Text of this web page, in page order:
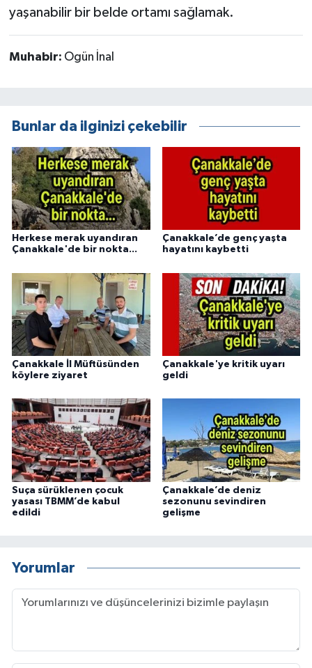
yaşanabilir bir belde ortamı sağlamak.
Muhabir: Ogün İnal
Bunlar da ilginizi çekebilir
Herkese merak uyandıran
Çanakkale'de bir nokta...
Çanakkale’de genç yaşta
hayatını kaybetti
Çanakkale İl Müftüsünden
köylere ziyaret
Çanakkale'ye kritik uyarı
geldi
Suça sürüklenen çocuk
yasası TBMM’de kabul
edildi
Çanakkale’de deniz
sezonunu sevindiren
gelişme
Yorumlar